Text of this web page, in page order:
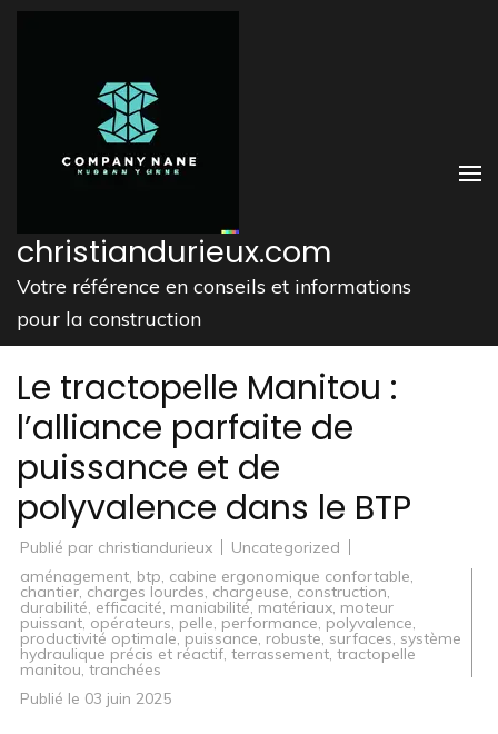
Aller
christiandurieux.com
Votre référence en conseils et informations
pour la construction
Le tractopelle Manitou :
l’alliance parfaite de
puissance et de
polyvalence dans le BTP
Publié par christiandurieux
Uncategorized
aménagement, btp, cabine ergonomique confortable,
chantier, charges lourdes, chargeuse, construction,
durabilité, efficacité, maniabilité, matériaux, moteur
puissant, opérateurs, pelle, performance, polyvalence,
productivité optimale, puissance, robuste,surfaces, système
hydraulique précis et réactif, terrassement, tractopelle
manitou,tranchées
Publié le 03 juin 2025